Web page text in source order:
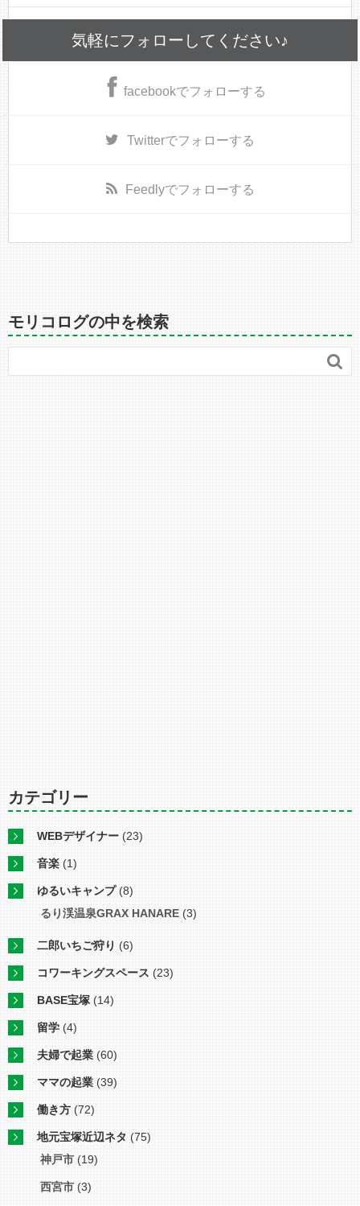
気軽にフォローしてください♪
facebookでフォローする
Twitterでフォローする
Feedlyでフォローする
モリコログの中を検索

カテゴリー
WEBデザイナー (23)
音楽 (1)
ゆるいキャンプ(8)
るり渓温泉GRAX HANARE (3)
二郎いちご狩り (6)
コワーキングスペース (23)
BASE宝塚 (14)
留学 (4)
夫婦で起業 (60)
ママの起業 (39)
働き方(72)
地元宝塚近辺ネタ (75)
神戸市 (19)
西宮市 (3)